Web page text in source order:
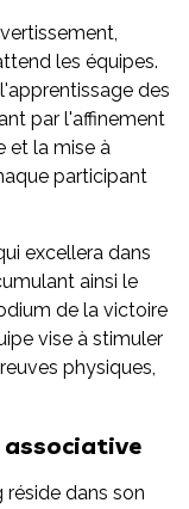
les équipes.
des
par l'affinement
et la mise à
participant
excellera dans
ainsi le
de la victoire
vise à stimuler
physiques,
associative
dans son